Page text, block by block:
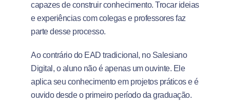
capazes de construir conhecimento. Trocar ideias
e experiências com colegas e professores faz
parte desse processo.
Ao contrário do EAD tradicional, no Salesiano
Digital, o aluno não é apenas um ouvinte. Ele
aplica seu conhecimento em projetos práticos e é
ouvido desde o primeiro período da graduação.